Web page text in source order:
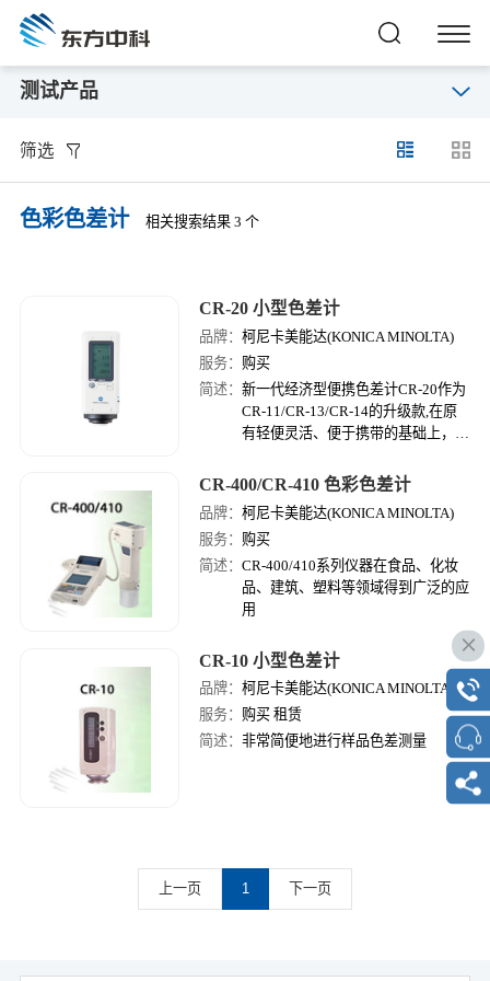
测试产品
筛选
色彩色差计 相关搜索结果 3 个
CR-20 小型色差计
品牌：柯尼卡美能达(KONICA MINOLTA)
服务： 购买
简述：新一代经济型便携色差计CR-20作为
CR-11/CR-13/CR-14的升级款,在原
有轻便灵活、便于携带的基础上，更
数据管理的范围, 满足了质检人员频
帮助企业实现高效的供应商与产品的
质量控制。
CR-400/CR-410 色彩色差计
品牌：柯尼卡美能达(KONICA MINOLTA)
服务： 购买
简述：CR-400/410系列仪器在食品、化妆
品、建筑、塑料等领域得到广泛的应
用
CR-10 小型色差计
品牌：柯尼卡美能达(KONICA MINOLTA)
服务： 购买 租赁
简述：非常简便地进行样品色差测量
上一页 1 下一页